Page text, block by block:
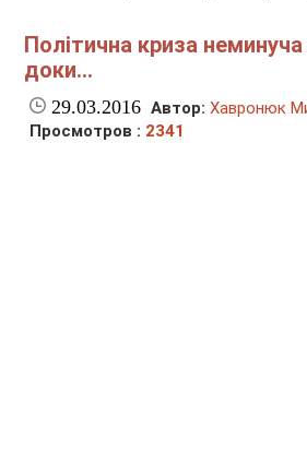
Політична криза неминуча
доки...
29.03.2016 Автор: Хавронюк
Просмотров : 2341